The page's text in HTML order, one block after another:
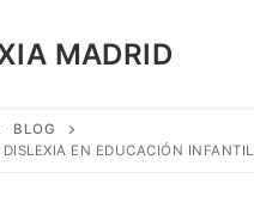
MADRID
Search for:
BLOG
DISLEXIA EN EDUCACIÓN INFANTIL